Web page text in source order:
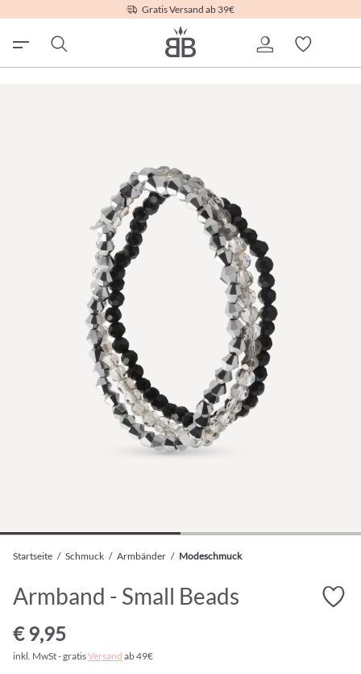
Gratis Versand ab 39€
Startseite / Schmuck / Armbänder / Modeschmuck
Armband - Small Beads
€ 9,95
inkl. MwSt - gratisVersand ab 49€